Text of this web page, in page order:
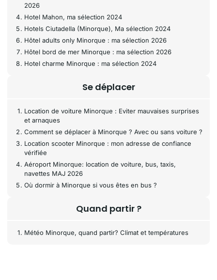
2026
Hotel Mahon, ma sélection 2024
Hotels Ciutadella (Minorque), Ma sélection 2024
Hôtel adults only Minorque : ma sélection 2026
Hôtel bord de mer Minorque : ma sélection 2026
Hotel charme Minorque : ma sélection 2024
Se déplacer
Location de voiture Minorque : Eviter mauvaises surprises
et arnaques
Comment se déplacer à Minorque ? Avec ou sans voiture ?
Location scooter Minorque : mon adresse de confiance
vérifiée
Aéroport Minorque: location de voiture, bus, taxis,
navettes MAJ 2026
Où dormir à Minorque si vous êtes en bus ?
Quand partir ?
Météo Minorque, quand partir? Climat et températures